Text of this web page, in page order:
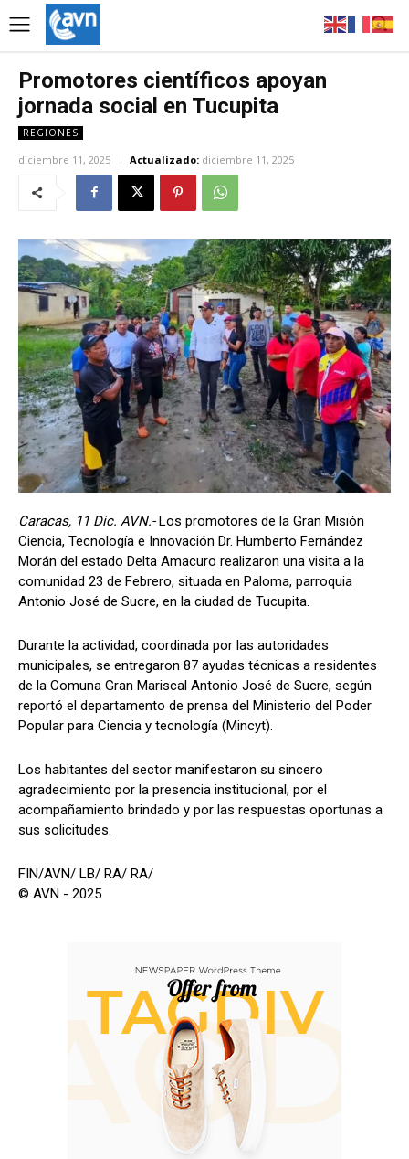
Promotores científicos apoyan
jornada social en Tucupita
REGIONES
diciembre 11, 2025 Actualizado: diciembre 11, 2025
Caracas, 11 Dic. AVN.-Los promotores de la Gran Misión
Ciencia, Tecnología e Innovación Dr. Humberto Fernández
Morán del estado Delta Amacuro realizaron una visita a la
comunidad 23 de Febrero, situada en Paloma, parroquia
Antonio José de Sucre, en la ciudad de Tucupita.
Durante la actividad, coordinada por las autoridades
municipales, se entregaron 87 ayudas técnicas a residentes
de la Comuna Gran Mariscal Antonio José de Sucre, según
reportó el departamento de prensa del Ministerio del Poder
Popular para Ciencia y tecnología (Mincyt).
Los habitantes del sector manifestaron su sincero
agradecimiento por la presencia institucional, por el
acompañamiento brindado y por las respuestas oportunas a
sus solicitudes.
FIN/AVN/ LB/ RA/ RA/
© AVN - 2025